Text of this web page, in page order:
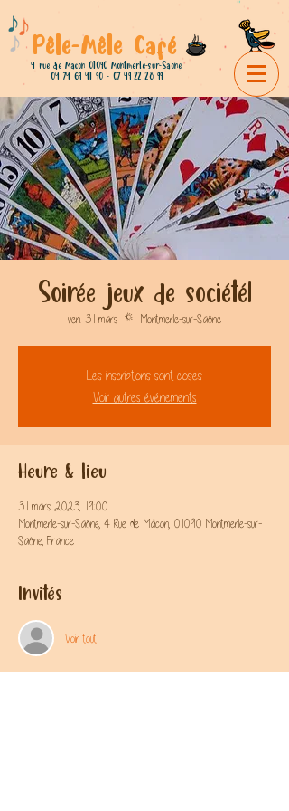
Pêle-Mêle Café
4 rue de Macon 01090 Montmerle-sur-Saone
04 74 69 41 90 - 07 49 22 28 99
Soirée jeux de société!
ven. 31 mars
  |
Montmerle-sur-Saône
Les inscriptions sont closes
Voir autres événements
Heure & lieu
31 mars 2023, 19:00
Montmerle-sur-Saône, 4 Rue de Mâcon, 01090 Montmerle-sur-
Saône, France
Invités
Voir tout